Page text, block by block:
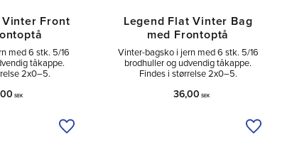
Front
med 6 stk. 5/16
tåkappe.
2x0–5.
SEK
Tilføj til ønskeliste
Legend Flat Vinter Bag
med Frontoptå
Vinter-bagsko i jern med 6 stk. 5/16
brodhuller og udvendig tåkappe.
Findes i størrelse 2x0–5.
36,00 SEK
Tilføj til